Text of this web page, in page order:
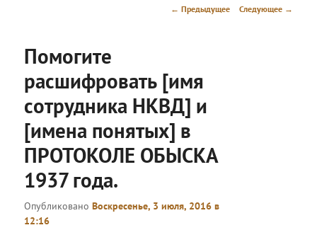
Навигация
← Предыдущее Следующее →
Помогите
расшифровать [имя
сотрудника НКВД] и
[имена понятых] в
ПРОТОКОЛЕ ОБЫСКА
1937 года.
ОпубликованоВоскресенье, 3 июля, 2016 в
12:16